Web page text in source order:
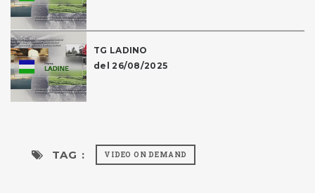
TG LADINO
del 26/08/2025
TAG : VIDEO ON DEMAND